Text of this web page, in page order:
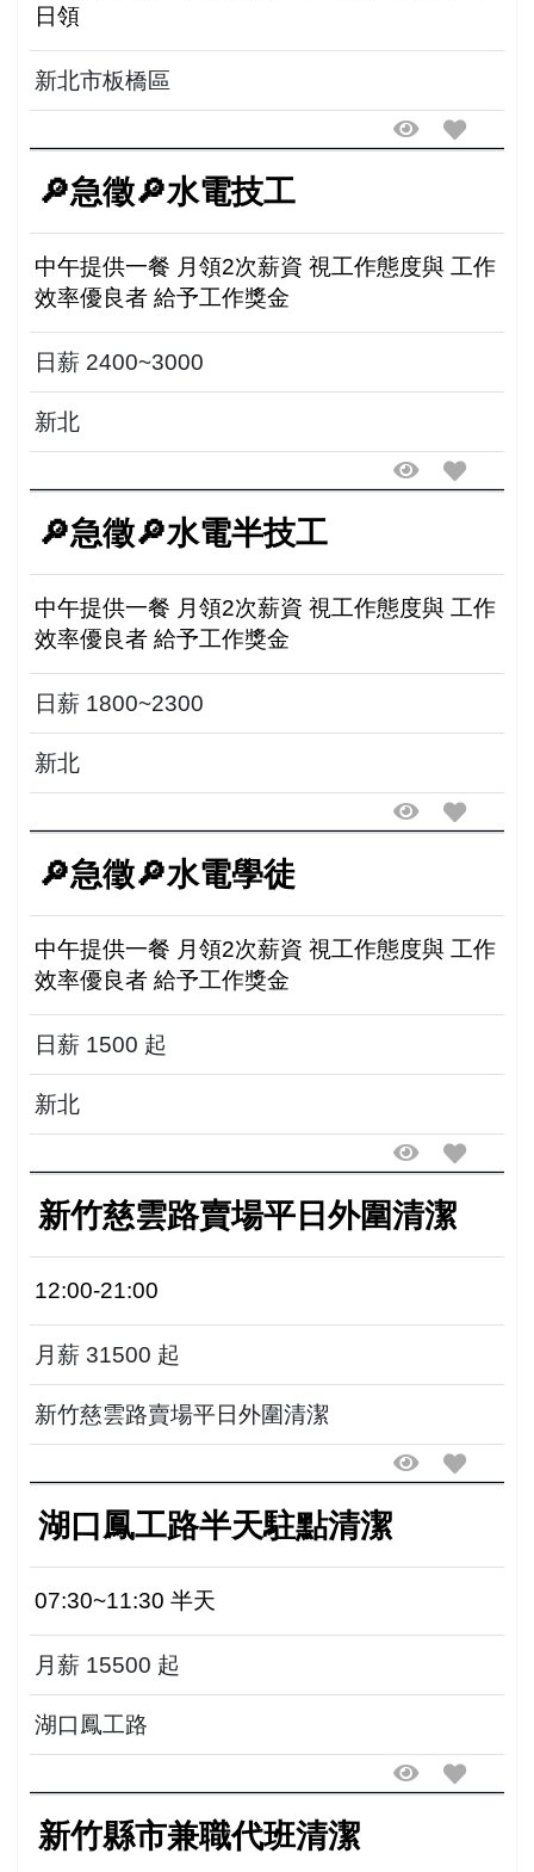
日領
新北市板橋區
🔎急徵🔎水電技工
中午提供一餐 月領2次薪資 視工作態度與 工作
效率優良者 給予工作獎金
日薪 2400~3000
新北
🔎急徵🔎水電半技工
中午提供一餐 月領2次薪資 視工作態度與 工作
效率優良者 給予工作獎金
日薪 1800~2300
新北
🔎急徵🔎水電學徒
中午提供一餐 月領2次薪資 視工作態度與 工作
效率優良者 給予工作獎金
日薪 1500 起
新北
新竹慈雲路賣場平日外圍清潔
12:00-21:00
月薪 31500 起
新竹慈雲路賣場平日外圍清潔
湖口鳳工路半天駐點清潔
07:30~11:30 半天
月薪 15500 起
湖口鳳工路
新竹縣市兼職代班清潔